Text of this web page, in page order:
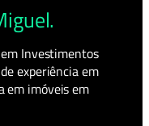
Investimentos
experiência em
em imóveis em